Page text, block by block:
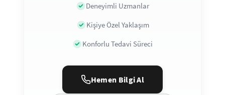
Deneyimli Uzmanlar
Kişiye Özel Yaklaşım
Konforlu Tedavi Süreci
Hemen Bilgi Al